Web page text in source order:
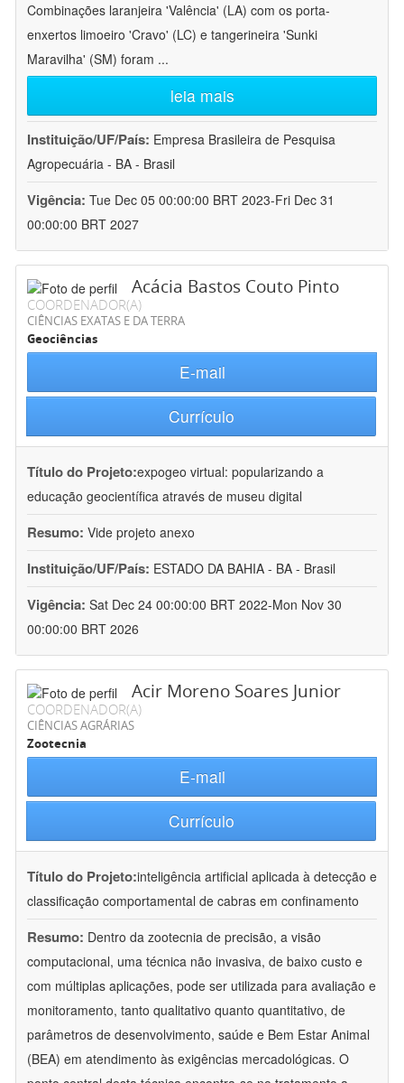
Combinações laranjeira 'Valência' (LA) com os porta-
enxertos limoeiro 'Cravo' (LC) e tangerineira 'Sunki
Maravilha' (SM) foram ...
leia mais
Instituição/UF/País: Empresa Brasileira de Pesquisa
Agropecuária - BA - Brasil
Vigência: Tue Dec 05 00:00:00 BRT 2023-Fri Dec 31
00:00:00 BRT 2027
Acácia Bastos Couto Pinto
COORDENADOR(A)
CIÊNCIAS EXATAS E DA TERRA
Geociências
E-mail
Currículo
Título do Projeto:expogeo virtual: popularizando a
educação geocientífica através de museu digital
Resumo: Vide projeto anexo
Instituição/UF/País: ESTADO DA BAHIA - BA - Brasil
Vigência: Sat Dec 24 00:00:00 BRT 2022-Mon Nov 30
00:00:00 BRT 2026
Acir Moreno Soares Junior
COORDENADOR(A)
CIÊNCIAS AGRÁRIAS
Zootecnia
E-mail
Currículo
Título do Projeto:inteligência artificial aplicada à detecção e
classificação comportamental de cabras em confinamento
Resumo: Dentro da zootecnia de precisão, a visão
computacional, uma técnica não invasiva, de baixo custo e
com múltiplas aplicações, pode ser utilizada para avaliação e
monitoramento, tanto qualitativo quanto quantitativo, de
parâmetros de desenvolvimento, saúde e Bem Estar Animal
(BEA) em atendimento às exigências mercadológicas. O